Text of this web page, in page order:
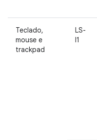
Teclado,
mouse e
trackpad
LS-
I1